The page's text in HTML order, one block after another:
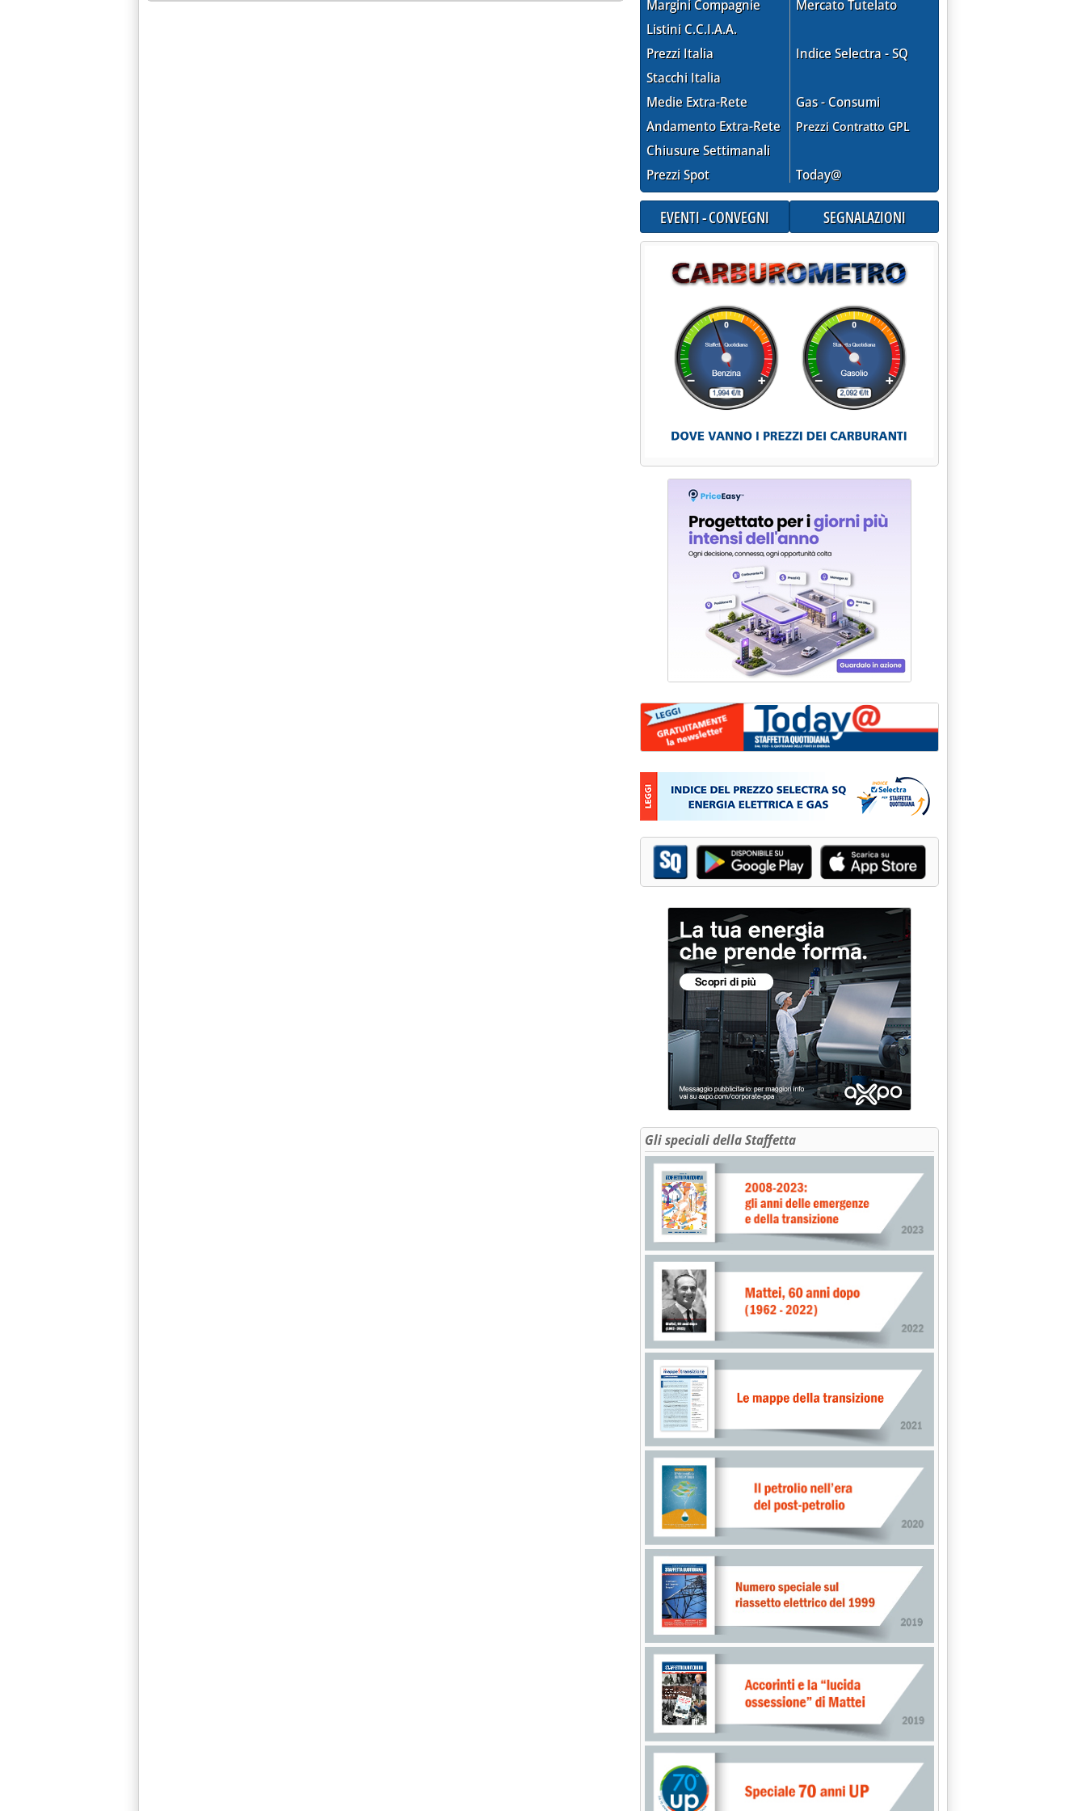
Margini Compagnie
Listini C.C.I.A.A.
Prezzi Italia
Stacchi Italia
Medie Extra-Rete
Andamento Extra-Rete
Chiusure Settimanali
Prezzi Spot
Mercato Tutelato
Indice Selectra - SQ
Gas - Consumi
Prezzi Contratto GPL
Today@
EVENTI - CONVEGNI SEGNALAZIONI
Gli speciali della Staffetta